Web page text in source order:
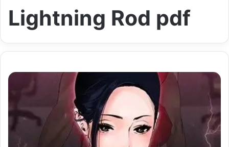
Lightning Rod pdf